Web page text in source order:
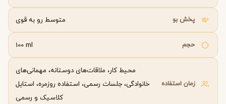
پخش بو متوسط رو به قوی
حجم 100 ml
زمان استفاده
محیط کار، ملاقات‌های دوستانه، مهمانی‌های
خانوادگی، جلسات رسمی، استفاده روزمره، استایل
کلاسیک و رسمی